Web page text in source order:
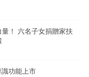
！ 六名子女捐贈家扶
功能上市